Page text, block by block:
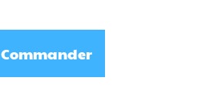
Commander